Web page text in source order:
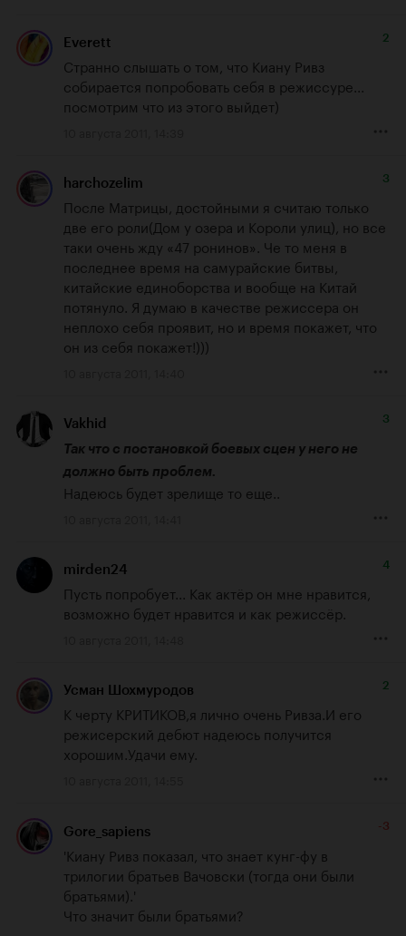
Everett 2
Странно слышать о том, что Киану Ривз
собирается попробовать себя в режиссуре...
посмотрим что из этого выйдет)
harchozelim 3
После Матрицы, достойными я считаю только
две его роли(Дом у озера и Короли улиц), но все
таки очень жду «47 ронинов». Че то меня в
последнее время на самурайские битвы,
китайские единоборства и вообще на Китай
потянуло. Я думаю в качестве режиссера он
неплохо себя проявит, но и время покажет, что
он из себя покажет!)))
Vakhid 3
Так что с постановкой боевых сцен у него не
должно быть проблем.
Надеюсь будет зрелище то еще..
mirden24 4
Пусть попробует... Как актёр он мне нравится,
возможно будет нравится и как режиссёр.
Усман Шохмуродов 2
К черту КРИТИКОВ,я лично очень Ривза.И его
режисерский дебют надеюсь получится
хорошим.Удачи ему.
Gore_sapiens -3
'Киану Ривз показал, что знает кунг-фу в
трилогии братьев Вачовски (тогда они были
братьями).'
Что значит были братьями?